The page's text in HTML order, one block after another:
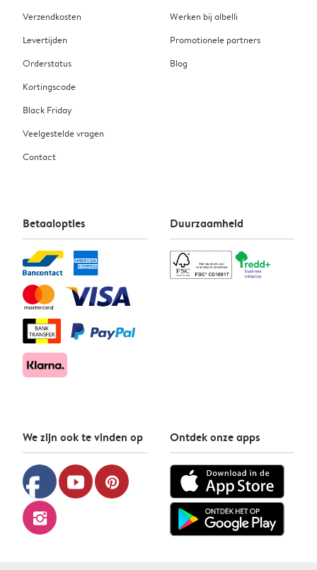
Verzendkosten
Levertijden
Orderstatus
Kortingscode
Black Friday
Veelgestelde vragen
Contact
Werken bij albelli
Promotionele partners
Blog
Betaalopties Duurzaamheid
We zijn ook te vinden op
facebook youtube pinterest
instagram
Ontdek onze apps